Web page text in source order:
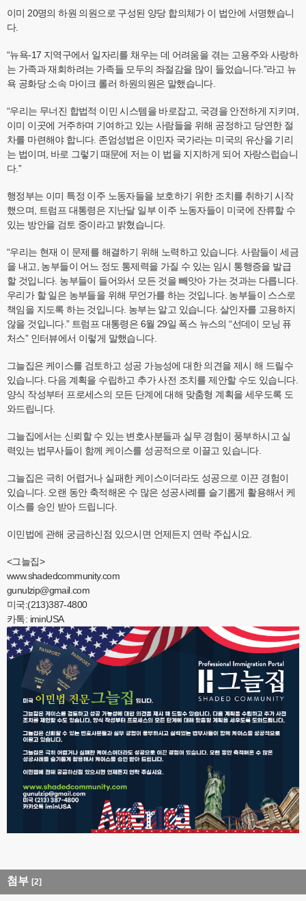
이미 20명의 하원 의원으로 구성된 양당 합의체가 이 법안에 서명했습니
다.
“뉴욕-17 지역구에서 일자리를 채우는 데 어려움을 겪는 고용주와 사랑하
는 가족과 재회하려는 가족들 모두의 좌절감을 많이 들었습니다.”라고 뉴
욕 공화당 소속 마이크 롤러 하원의원은 말했습니다.
“우리는 무너진 합법적 이민 시스템을 바로잡고, 국경을 안전하게 지키며,
이미 이곳에 거주하며 기여하고 있는 사람들을 위해 공정하고 당연한 절
차를 마련해야 합니다. 존엄성법은 이민자 국가라는 미국의 유산을 기리
는 법이며, 바로 그렇기 때문에 저는 이 법을 지지하게 되어 자랑스럽습니
다.”
행정부는 이미 특정 이주 노동자들을 보호하기 위한 조치를 취하기 시작
했으며, 트럼프 대통령은 지난달 일부 이주 노동자들이 미국에 잔류할 수
있는 방안을 검토 중이라고 밝혔습니다.
“우리는 현재 이 문제를 해결하기 위해 노력하고 있습니다. 사람들이 세금
을 내고, 농부들이 어느 정도 통제력을 가질 수 있는 임시 통행증을 발급
할 것입니다. 농부들이 들어와서 모든 것을 빼앗아 가는 것과는 다릅니다.
우리가 할 일은 농부들을 위해 무언가를 하는 것입니다. 농부들이 스스로
책임을 지도록 하는 것입니다. 농부는 알고 있습니다. 살인자를 고용하지
않을 것입니다.” 트럼프 대통령은 6월 29일 폭스 뉴스의 “선데이 모닝 퓨
처스” 인터뷰에서 이렇게 말했습니다.
그늘집은 케이스를 검토하고 성공 가능성에 대한 의견을 제시 해 드릴수
있습니다. 다음 계획을 수립하고 추가 사전 조치를 제안할 수도 있습니다.
양식 작성부터 프로세스의 모든 단계에 대해 맞춤형 계획을 세우도록 도
와드립니다.
그늘집에서는 신뢰할 수 있는 변호사분들과 실무 경험이 풍부하시고 실
력있는 법무사들이 함께 케이스를 성공적으로 이끌고 있습니다.
그늘집은 극히 어렵거나 실패한 케이스이더라도 성공으로 이끈 경험이
있습니다. 오랜 동안 축적해온 수 많은 성공사례를 슬기롭게 활용해서 케
이스를 승인 받아 드립니다.
이민법에 관해 궁금하신점 있으시면 언제든지 연락 주십시요.
<그늘집>
www.shadedcommunity.com
gunulzip@gmail.com
미국:(213)387-4800
카톡: iminUSA
첨부 [2]